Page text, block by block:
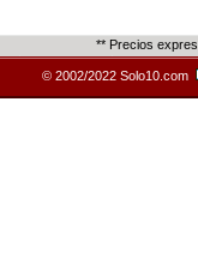
** Precios
© 2002/2022 Solo10.com